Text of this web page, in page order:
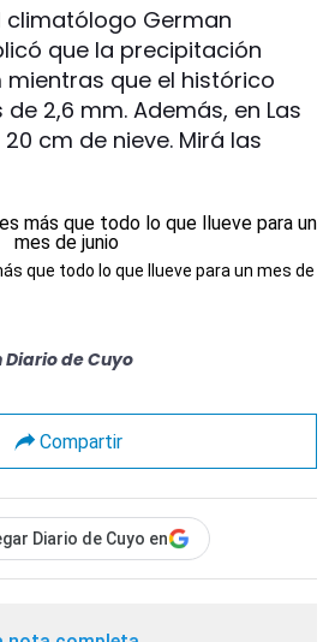
climatólogo German
que la precipitación
mientras que el histórico
2,6 mm. Además, en Las
cm de nieve. Mirá las
que todo lo que llueve para un mes de
Diario de Cuyo
Compartir
Diario de Cuyo en